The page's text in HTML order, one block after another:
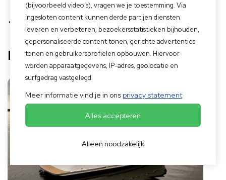
Terug naar overzicht
Primeur 850
(bijvoorbeeld video's), vragen we je toestemming. Via
ingesloten content kunnen derde partijen diensten
leveren en verbeteren, bezoekersstatistieken bijhouden,
gepersonaliseerde content tonen, gerichte advertenties
tonen en gebruikersprofielen opbouwen. Hiervoor
worden apparaatgegevens, IP-adres, geolocatie en
surfgedrag vastgelegd.
Meer informatie vind je in ons privacy statement
Alles accepteren
Alleen noodzakelijk